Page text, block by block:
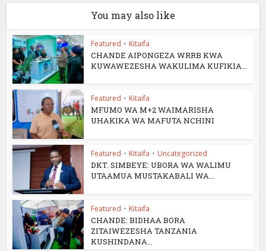
You may also like
Featured • Kitaifa
CHANDE AIPONGEZA WRRB KWA
KUWAWEZESHA WAKULIMA KUFIKIA...
Featured • Kitaifa
MFUMO WA M+2 WAIMARISHA
UHAKIKA WA MAFUTA NCHINI
Featured • Kitaifa • Uncategorized
DKT. SIMBEYE: UBORA WA WALIMU
UTAAMUA MUSTAKABALI WA...
Featured • Kitaifa
CHANDE: BIDHAA BORA
ZITAIWEZESHA TANZANIA
KUSHINDANA...